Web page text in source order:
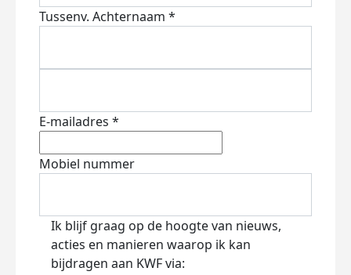
Tussenv. Achternaam *
E-mailadres *
Mobiel nummer
Ik blijf graag op de hoogte van nieuws,
acties en manieren waarop ik kan
bijdragen aan KWF via: